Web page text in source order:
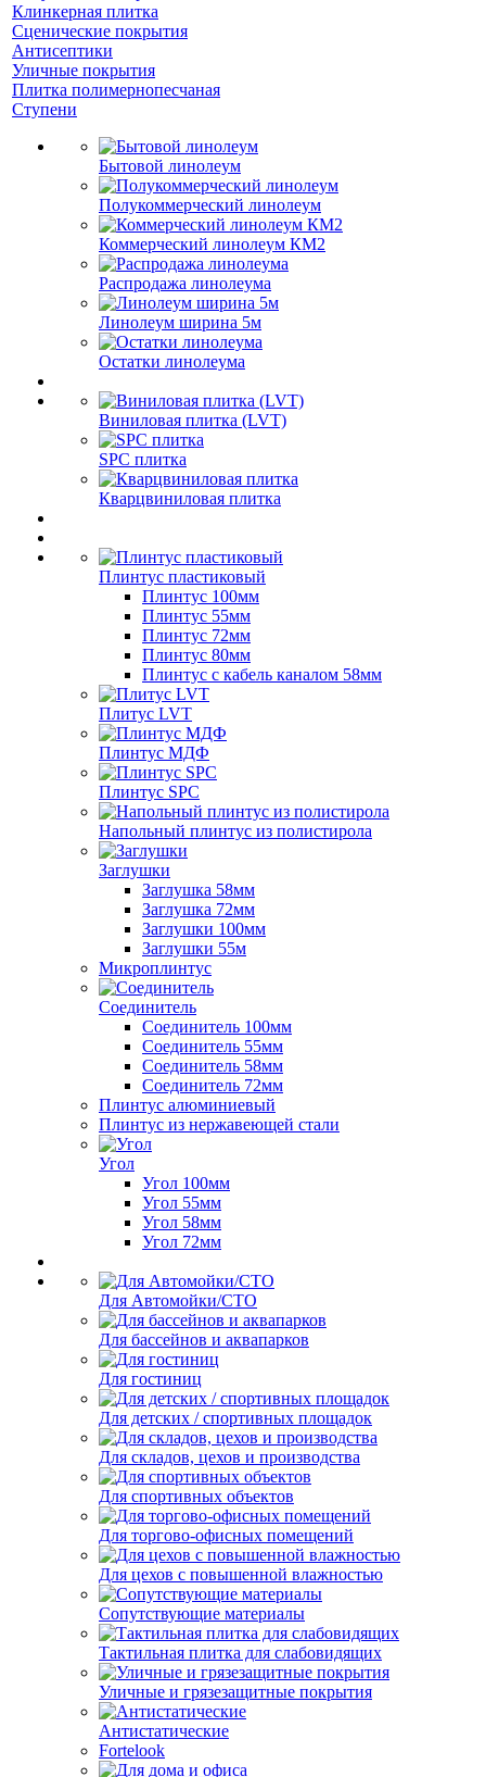
Клинкерная плитка
Сценические покрытия
Антисептики
Уличные покрытия
Плитка полимернопесчаная
Ступени
Бытовой линолеум
Полукоммерческий линолеум
Коммерческий линолеум КМ2
Распродажа линолеума
Линолеум ширина 5м
Остатки линолеума
Виниловая плитка (LVT)
SPC плитка
Кварцвиниловая плитка
Плинтус пластиковый
Плинтус 100мм
Плинтус 55мм
Плинтус 72мм
Плинтус 80мм
Плинтус с кабель каналом 58мм
Плитус LVT
Плинтус МДФ
Плинтус SPC
Напольный плинтус из полистирола
Заглушки
Заглушка 58мм
Заглушка 72мм
Заглушки 100мм
Заглушки 55м
Микроплинтус
Соединитель
Соединитель 100мм
Соединитель 55мм
Соединитель 58мм
Соединитель 72мм
Плинтус алюминиевый
Плинтус из нержавеющей стали
Угол
Угол 100мм
Угол 55мм
Угол 58мм
Угол 72мм
Для Автомойки/СТО
Для бассейнов и аквапарков
Для гостиниц
Для детских / спортивных площадок
Для складов, цехов и производства
Для спортивных объектов
Для торгово-офисных помещений
Для цехов с повышенной влажностью
Сопутствующие материалы
Тактильная плитка для слабовидящих
Уличные и грязезащитные покрытия
Антистатические
Fortelook